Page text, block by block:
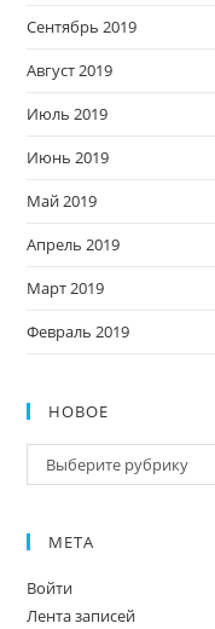
Сентябрь 2019
Август 2019
Июль 2019
Июнь 2019
Май 2019
Апрель 2019
Март 2019
Февраль 2019
НОВОЕ
Новое
Выберите рубрику
МЕТА
Войти
Лента записей